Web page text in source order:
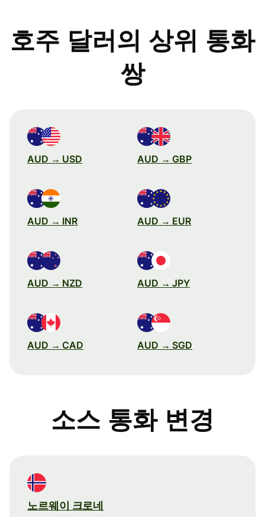
호주 달러의 상위 통화
쌍
AUD → USD AUD → GBP
AUD → INR AUD → EUR
AUD → NZD AUD → JPY
AUD → CAD AUD → SGD
소스 통화 변경
노르웨이 크로네